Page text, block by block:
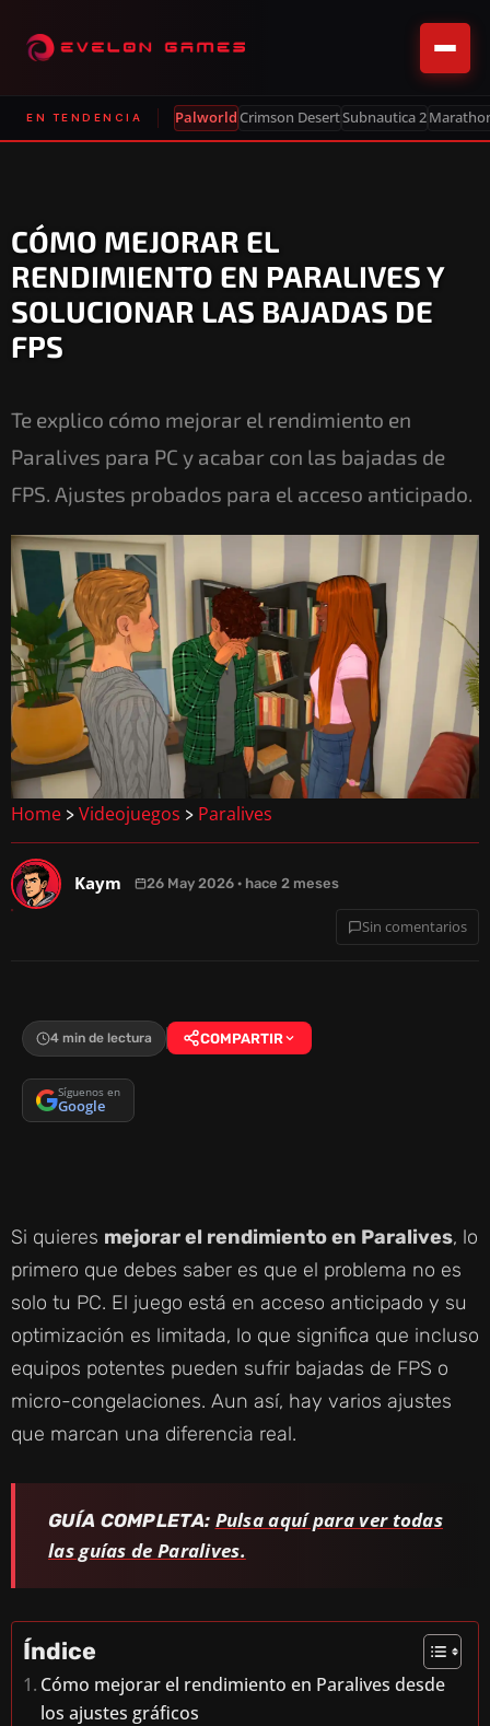
EN TENDENCIA PalworldCrimson DesertSubnautica 2
CÓMO MEJORAR EL
RENDIMIENTO EN PARALIVES Y
SOLUCIONAR LAS BAJADAS DE
FPS
Te explico cómo mejorar el rendimiento en
Paralives para PC y acabar con las bajadas de
FPS. Ajustes probados para el acceso anticipado.
Home > Videojuegos > Paralives
Kaym 26 May 2026 · hace 2 meses
Sin comentarios
4 min de lectura COMPARTIR
Síguenos en
Google
Si quieres mejorar el rendimiento en Paralives, lo
primero que debes saber es que el problema no es
solo tu PC. El juego está en acceso anticipado y su
optimización es limitada, lo que significa que incluso
equipos potentes pueden sufrir bajadas de FPS o
micro-congelaciones. Aun así, hay varios ajustes
que marcan una diferencia real.
GUÍA COMPLETA: Pulsa aquí para ver todas
las guías de Paralives.
Índice
Cómo mejorar el rendimiento en Paralives desde
los ajustes gráficos